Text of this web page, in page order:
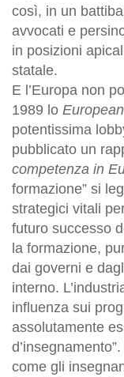
così, in un
avvocati e
in posizioni
statale.
E l’Europa non
1989 lo
potentissima
pubblicato un
competenza in
formazione” si
strategici vitali
futuro successo
la formazione,
dai governi e
interno.
influenza sui
assolutamente
come gli